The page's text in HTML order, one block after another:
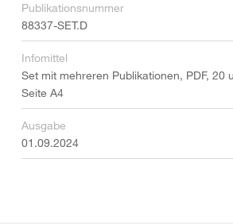
Publikationsnummer
88337-SET.D
Infomittel
Set mit mehreren Publikationen, PDF, 20
Seite A4
Ausgabe
01.09.2024